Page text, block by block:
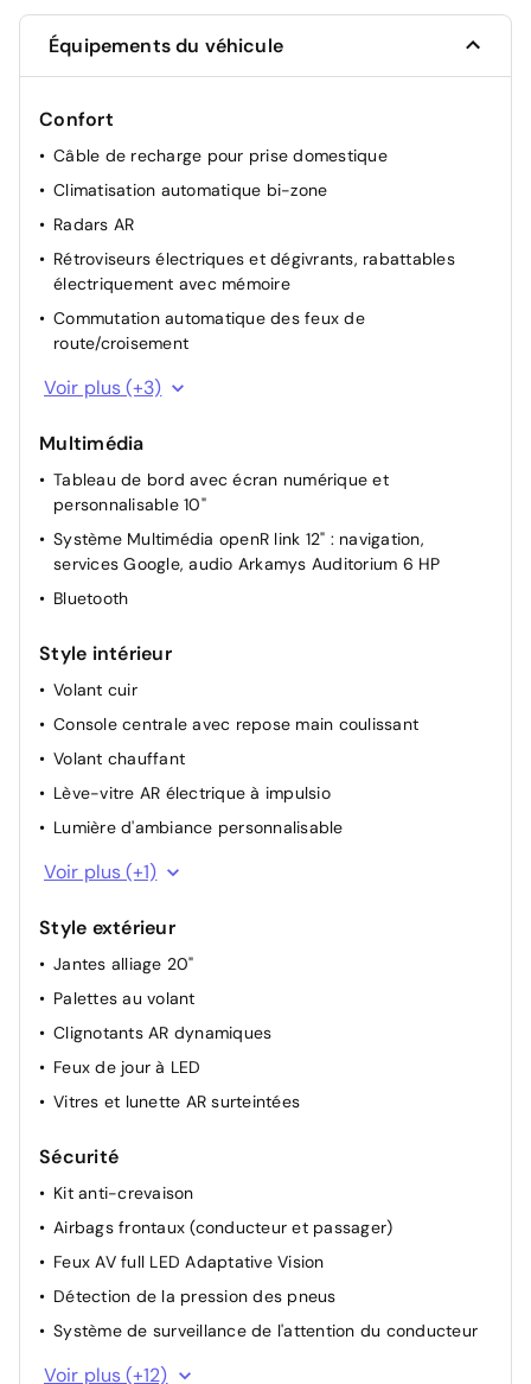
Équipements du véhicule
Confort
Câble de recharge pour prise domestique
Climatisation automatique bi-zone
Radars AR
Rétroviseurs électriques et dégivrants, rabattables
électriquement avec mémoire
Commutation automatique des feux de
route/croisement
Rétroviseur intérieur électrochrome
Volant réglable en hauteur et profondeur
Voir plus (+3)
Multimédia
Tableau de bord avec écran numérique et
personnalisable 10"
Système Multimédia openR link 12" : navigation,
services Google, audio Arkamys Auditorium 6 HP
Bluetooth
Style intérieur
Volant cuir
Console centrale avec repose main coulissant
Volant chauffant
Lève-vitre AR électrique à impulsio
Lumière d'ambiance personnalisable
Lève-vitres AV électriques à impulsion
Voir plus (+1)
Style extérieur
Jantes alliage 20"
Palettes au volant
Clignotants AR dynamiques
Feux de jour à LED
Vitres et lunette AR surteintées
Sécurité
Kit anti-crevaison
Airbags frontaux (conducteur et passager)
Feux AV full LED Adaptative Vision
Détection de la pression des pneus
Système de surveillance de l'attention du conducteur
Freinage actif d'urgence urbain (piéton + cycliste +
Voir plus (+12)